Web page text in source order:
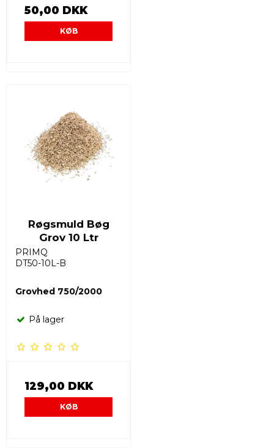
50,00 DKK
KØB
Røgsmuld Bøg
Grov 10 Ltr
PRIMQ
DT50-10L-B
Grovhed 750/2000
På lager
129,00 DKK
KØB